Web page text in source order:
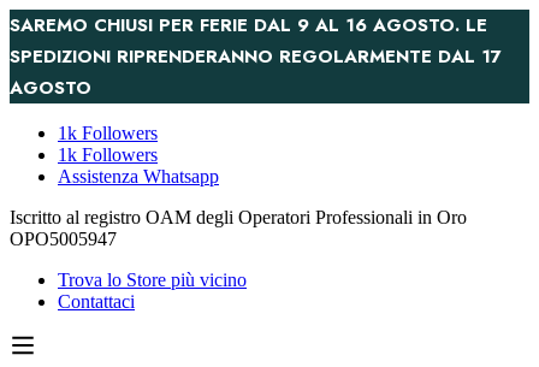
SAREMO CHIUSI PER FERIE DAL 9 AL 16 AGOSTO. LE
SPEDIZIONI RIPRENDERANNO REGOLARMENTE DAL 17
AGOSTO
1k Followers
1k Followers
Assistenza Whatsapp
Iscritto al registro OAM degli Operatori Professionali in Oro
OPO5005947
Trova lo Store più vicino
Contattaci